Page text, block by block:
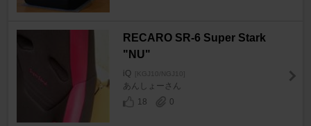
RECARO SR-6 Super Stark
"NU"
iQ [KGJ10/NGJ10]
あんしょーさん
18
0